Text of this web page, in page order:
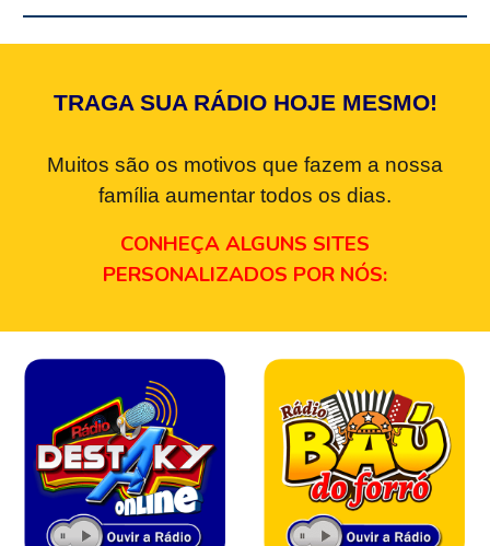
TRAGA SUA RÁDIO HOJE MESMO!
Muitos são os motivos que fazem a nossa
família aumentar todos os dias.
CONHEÇA ALGUNS SITES
PERSONALIZADOS POR NÓS: